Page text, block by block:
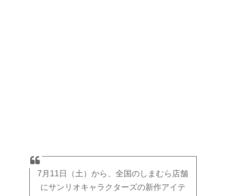
7月11日（土）から、全国のしまむら店舗
にサンリオキャラクターズの新作アイテ